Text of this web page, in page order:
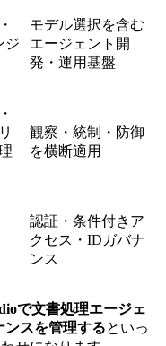
ジ
モデル選択を含む
エージェント開
発・運用基盤
観察・統制・防御
を横断適用
認証・条件付きア
クセス・IDガバナ
ンス
で文書処理エージェ
ンスを管理するといっ